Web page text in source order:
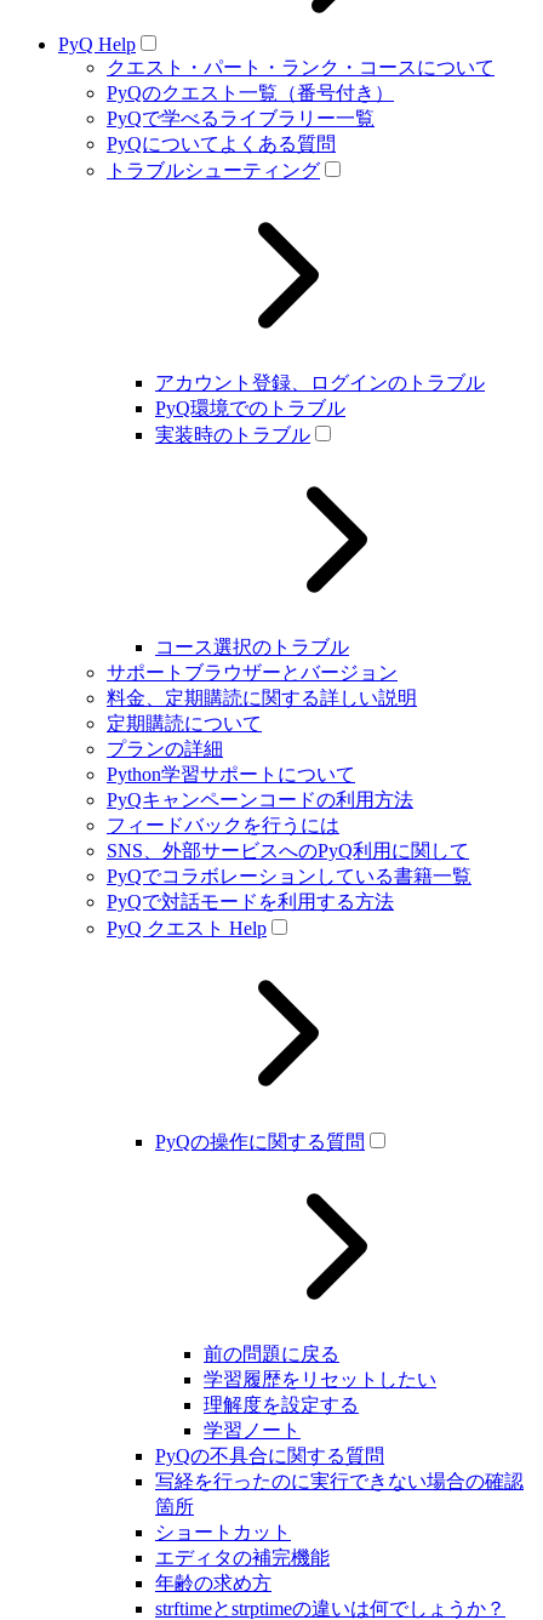
PyQ Help
クエスト・パート・ランク・コースについて
PyQのクエスト一覧（番号付き）
PyQで学べるライブラリー一覧
PyQについてよくある質問
トラブルシューティング
アカウント登録、ログインのトラブル
PyQ環境でのトラブル
実装時のトラブル
コース選択のトラブル
サポートブラウザーとバージョン
料金、定期購読に関する詳しい説明
定期購読について
プランの詳細
Python学習サポートについて
PyQキャンペーンコードの利用方法
フィードバックを行うには
SNS、外部サービスへのPyQ利用に関して
PyQでコラボレーションしている書籍一覧
PyQで対話モードを利用する方法
PyQ クエスト Help
PyQの操作に関する質問
前の問題に戻る
学習履歴をリセットしたい
理解度を設定する
学習ノート
PyQの不具合に関する質問
写経を行ったのに実行できない場合の確認
箇所
ショートカット
エディタの補完機能
年齢の求め方
strftimeとstrptimeの違いは何でしょうか？